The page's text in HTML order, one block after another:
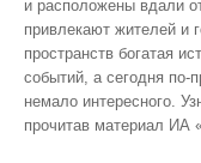
и расположены вдали
привлекают жителей и
пространств богатая
событий, а сегодня
немало интересного.
прочитав материал ИА